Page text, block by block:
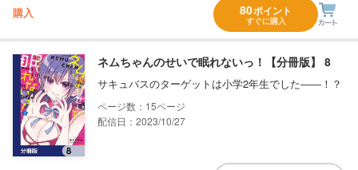
購入 80ポイント
すぐに購入
ネムちゃんのせいで眠れないっ！【分冊版】 8
サキュバスのターゲットは小学2年生でした――！？
15
配信日：2023/10/27